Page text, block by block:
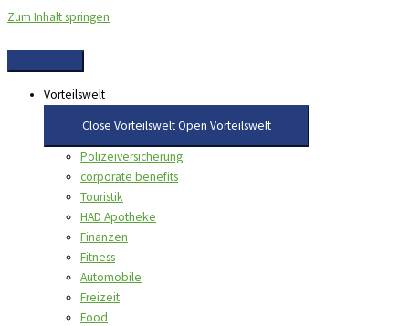
Zum Inhalt springen
Vorteilswelt
Close VorteilsweltOpen Vorteilswelt
Polizeiversicherung
corporate benefits
Touristik
HAD Apotheke
Finanzen
Fitness
Automobile
Freizeit
Food